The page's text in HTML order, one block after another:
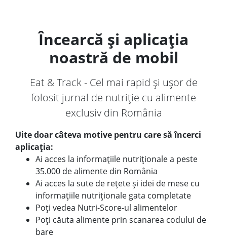
Încearcă și aplicația
noastră de mobil
Eat & Track - Cel mai rapid și ușor de
folosit jurnal de nutriție cu alimente
exclusiv din România
Uite doar câteva motive pentru care să încerci
aplicația:
Ai acces la informațiile nutriționale a peste
35.000 de alimente din România
Ai acces la sute de rețete și idei de mese cu
informațiile nutriționale gata completate
Poți vedea Nutri-Score-ul alimentelor
Poți căuta alimente prin scanarea codului de
bare